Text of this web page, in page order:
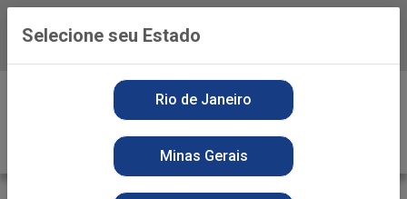
Baixe já o APP da Playvender
Selecione seu Estado
Rio de Janeiro
Minas Gerais